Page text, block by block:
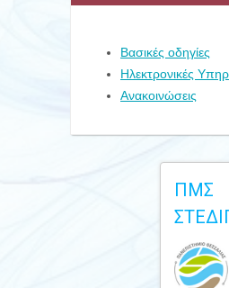
Βασικές οδηγίες
Ηλεκτρονικές
Ανακοινώσεις
ΠΜΣ